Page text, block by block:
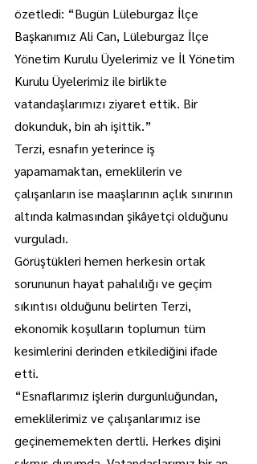
özetledi: “Bugün Lüleburgaz İlçe
Başkanımız Ali Can, Lüleburgaz İlçe
Yönetim Kurulu Üyelerimiz ve İl Yönetim
Kurulu Üyelerimiz ile birlikte
vatandaşlarımızı ziyaret ettik. Bir
dokunduk, bin ah işittik.”
Terzi, esnafın yeterince iş
yapamamaktan, emeklilerin ve
çalışanların ise maaşlarının açlık sınırının
altında kalmasından şikâyetçi olduğunu
vurguladı.
Görüştükleri hemen herkesin ortak
sorununun hayat pahalılığı ve geçim
sıkıntısı olduğunu belirten Terzi,
ekonomik koşulların toplumun tüm
kesimlerini derinden etkilediğini ifade
etti.
“Esnaflarımız işlerin durgunluğundan,
emeklilerimiz ve çalışanlarımız ise
geçinememekten dertli. Herkes dişini